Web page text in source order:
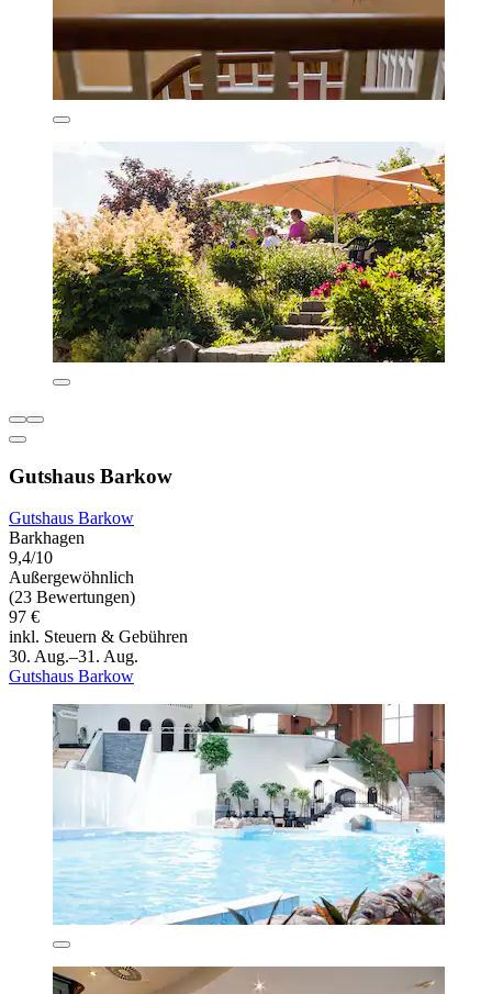
Gutshaus Barkow
Gutshaus Barkow
Barkhagen
9,4/10
Außergewöhnlich
(23 Bewertungen)
97 €
inkl. Steuern & Gebühren
30. Aug.–31. Aug.
Gutshaus Barkow